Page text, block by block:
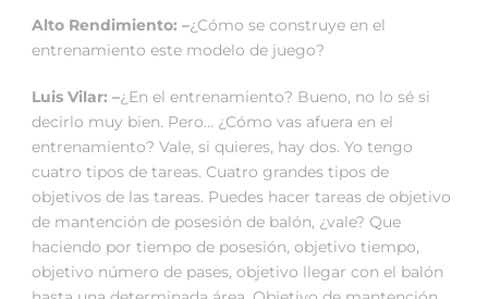
Alto Rendimiento: –¿Cómo se construye en el
entrenamiento este modelo de juego?
Luis Vilar: –¿En el entrenamiento? Bueno, no lo sé si
decirlo muy bien. Pero… ¿Cómo vas afuera en el
entrenamiento? Vale, si quieres, hay dos. Yo tengo
cuatro tipos de tareas. Cuatro grandes tipos de
objetivos de las tareas. Puedes hacer tareas de objetivo
de mantención de posesión de balón, ¿vale? Que
haciendo por tiempo de posesión, objetivo tiempo,
objetivo número de pases, objetivo llegar con el balón